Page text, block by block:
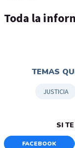
Toda la
TEMAS
JUSTICIA
SI
FACEBOOK